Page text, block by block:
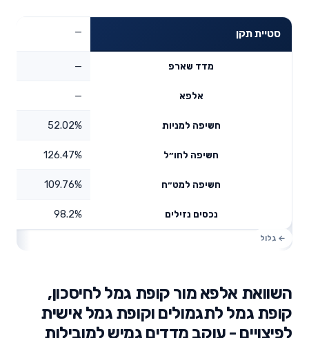
סטיית תקן —
מדד שארפ —
אלפא —
חשיפה למניות 52.02%
חשיפה לחו״ל 126.47%
חשיפה למט״ח 109.76%
נכסים נזילים 98.2%
השוואת אלפא מור קופת גמל לחיסכון,
קופת גמל לתגמולים וקופת גמל אישית
לפיצויים - עוקב מדדים גמיש למובילות